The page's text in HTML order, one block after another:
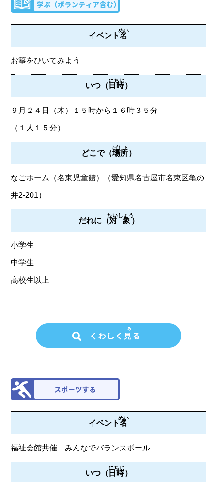
イベント名
めい
お箏をひいてみよう
いつ（日時
にちじ
）
９月２４日（木）１５時から１６時３５分
（１人１５分）
どこで（場所
ばしょ
）
なごホーム（名東児童館）（愛知県名古屋市名東区亀の
井2-201）
だれに（対象
たいしょう
）
小学生
中学生
高校生以上
イベント名
めい
福祉会館共催 みんなでバランスボール
いつ（日時
にちじ
）